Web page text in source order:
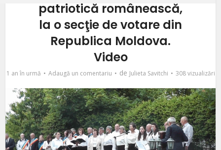
patriotică românească,
la o secţie de votare din
Republica Moldova.
Video
1 an în urmă Adaugă un comentariu de Julieta Savitchi 308 vizualizări